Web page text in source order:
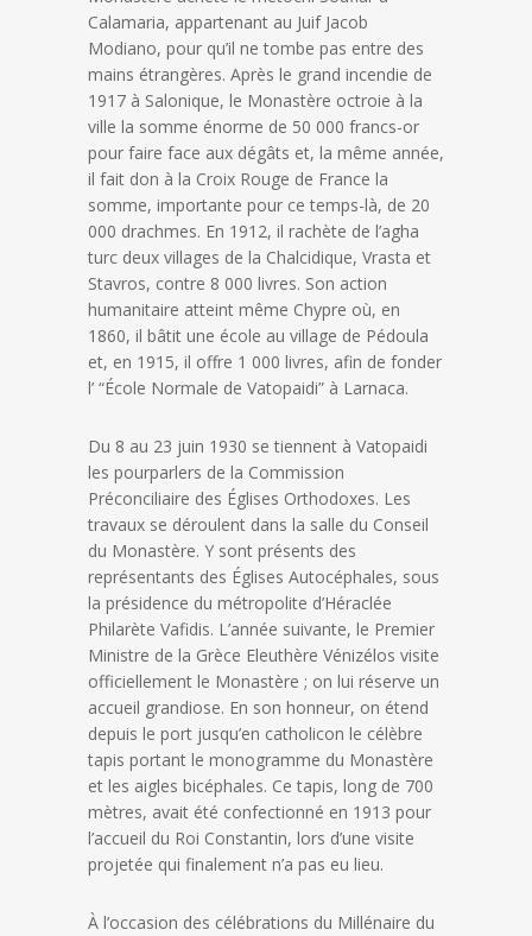
Calamaria, appartenant au Juif Jacob
Modiano, pour qu’il ne tombe pas entre des
mains étrangères. Après le grand incendie de
1917 à Salonique, le Monastère octroie à la
ville la somme énorme de 50 000 francs-or
pour faire face aux dégâts et, la même année,
il fait don à la Croix Rouge de France la
somme, importante pour ce temps-là, de 20
000 drachmes. En 1912, il rachète de l’agha
turc deux villages de la Chalcidique, Vrasta et
Stavros, contre 8 000 livres. Son action
humanitaire atteint même Chypre où, en
1860, il bâtit une école au village de Pédoula
et, en 1915, il offre 1 000 livres, afin de fonder
l’ “École Normale de Vatopaidi” à Larnaca.
Du 8 au 23 juin 1930 se tiennent à Vatopaidi
les pourparlers de la Commission
Préconciliaire des Églises Orthodoxes. Les
travaux se déroulent dans la salle du Conseil
du Monastère. Y sont présents des
représentants des Églises Autocéphales, sous
la présidence du métropolite d’Héraclée
Philarète Vafidis. L’année suivante, le Premier
Ministre de la Grèce Eleuthère Vénizélos visite
officiellement le Monastère ; on lui réserve un
accueil grandiose. En son honneur, on étend
depuis le port jusqu’en catholicon le célèbre
tapis portant le monogramme du Monastère
et les aigles bicéphales. Ce tapis, long de 700
mètres, avait été confectionné en 1913 pour
l’accueil du Roi Constantin, lors d’une visite
projetée qui finalement n’a pas eu lieu.
À l’occasion des célébrations du Millénaire du